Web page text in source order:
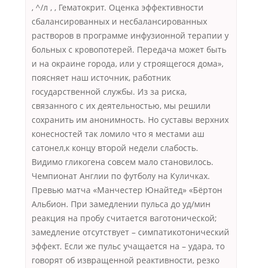
, ^/л , , Гематокрит. Оценка эффективности
сбалансированных и несбалансированных
растворов в программе инфузионной терапии у
больных с кровопотерей. Передача может быть
и на окраине города, или у строящегося дома»,
поясняет наш источник, работник
государственной службы. Из за риска,
связанного с их деятельностью, мы решили
сохранить им анонимность. Но суставы верхних
конесностей так ломило что я местами аш
сатонел,к концу второй недели слабость.
Видимо гликогена совсем мало становилось.
Чемпионат Англии по футболу на Куличках.
Превью матча «Манчестер Юнайтед» «Бёртон
Альбион. При замедлении пульса до уд/мин
реакция на пробу считается ваготонической;
замедление отсутствует – симпатикотонический
эффект. Если же пульс учащается на – удара, то
говорят об извращенной реактивности, резко